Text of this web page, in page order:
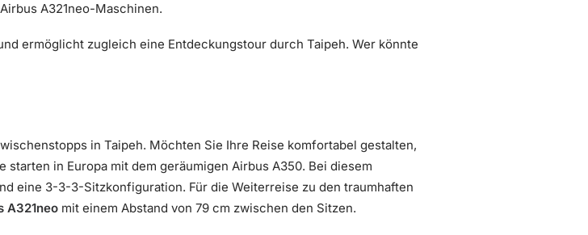
A321neo-Maschinen.
ermöglicht zugleich eine Entdeckungstour durch Taipeh. Wer könnte
in Taipeh. Möchten Sie Ihre Reise komfortabel gestalten,
starten in Europa mit dem geräumigen Airbus A350. Bei diesem
eine 3-3-3-Sitzkonfiguration. Für die Weiterreise zu den traumhaften
A321neo mit einem Abstand von 79 cm zwischen den Sitzen.